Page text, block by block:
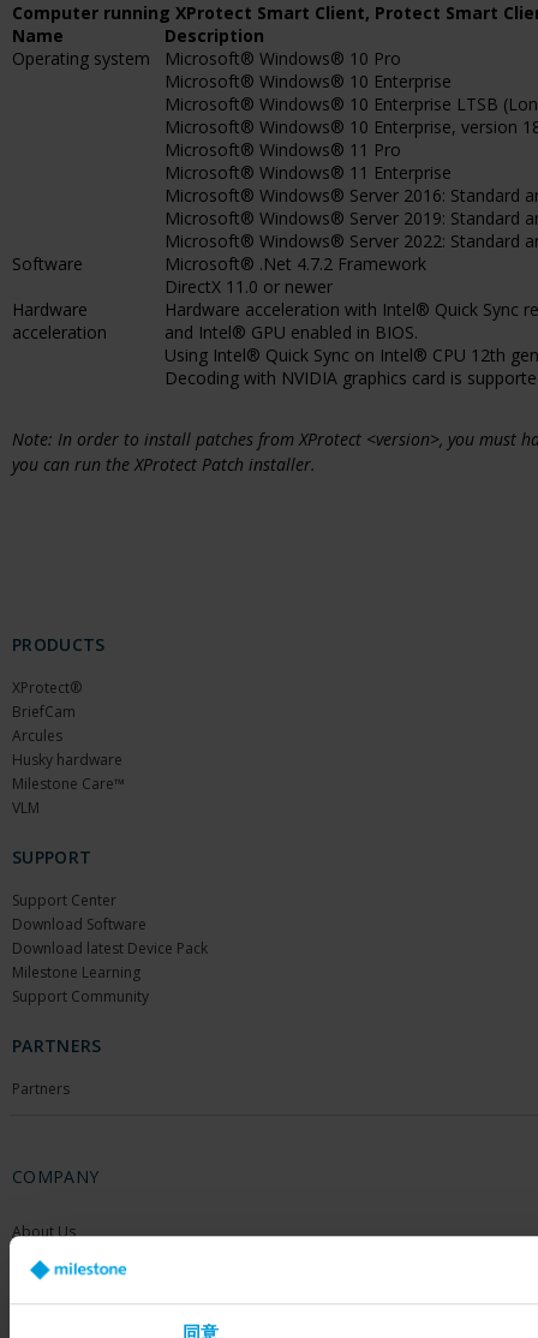
同意
Computer running XProtect Smart Client, Protect Smart
Name
Description
Operating system
Microsoft® Windows® 10 Pro
Microsoft® Windows® 10 Enterprise
Microsoft® Windows® 10 Enterprise LTSB
Microsoft® Windows® 10 Enterprise, version
Microsoft® Windows® 11 Pro
Microsoft® Windows® 11 Enterprise
Microsoft® Windows® Server 2016: Standard
Microsoft® Windows® Server 2019: Standard
Microsoft® Windows® Server 2022: Standard
Software
Microsoft® .Net 4.7.2 Framework
DirectX 11.0 or newer
Hardware
acceleration
Hardware acceleration with Intel® Quick Sync
and Intel® GPU enabled in BIOS.
Using Intel® Quick Sync on Intel® CPU 12th
Decoding with NVIDIA graphics card is
Note: In order to install patches from XProtect <version>, you must
you can run the XProtect Patch installer.
PRODUCTS
XProtect®
BriefCam
Arcules
Husky hardware
Milestone Care™
VLM
SUPPORT
Support Center
Download Software
Download latest Device Pack
Milestone Learning
Support Community
PARTNERS
Partners
COMPANY
About Us
Contact Us
Offices
Careers